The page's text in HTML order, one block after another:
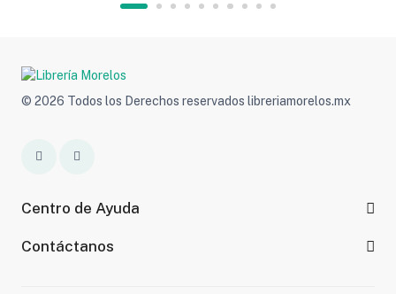
© 2026 Todos los Derechos reservados libreriamorelos.mx
Centro de Ayuda
Contáctanos